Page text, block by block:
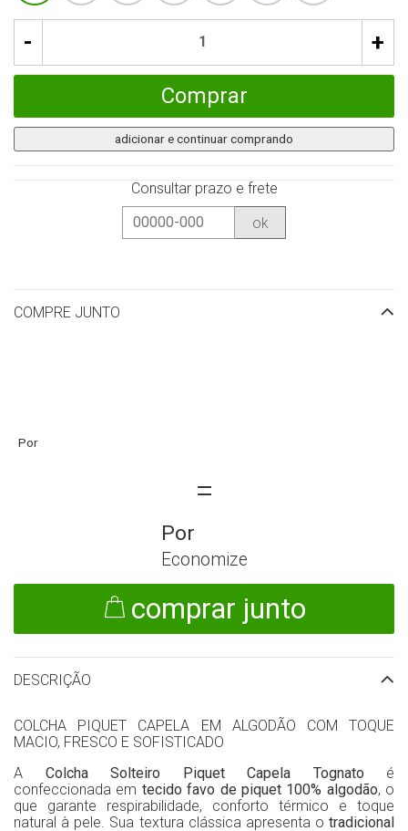
- +
Comprar
adicionar e continuar comprando
Consultar prazo e frete
ok
COMPRE JUNTO
Economize
comprar junto
DESCRIÇÃO
COLCHA PIQUET CAPELA EM ALGODÃO COM TOQUE
MACIO, FRESCO E SOFISTICADO
A Colcha Solteiro Piquet Capela Tognato é
confeccionada em tecido favo de piquet 100% algodão, o
que garante respirabilidade, conforto térmico e toque
natural à pele. Sua textura clássica apresenta o tradicional